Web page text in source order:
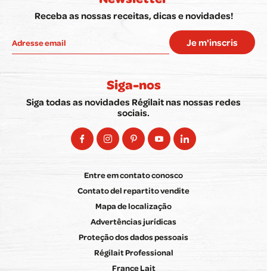
Receba as nossas receitas, dicas e novidades!
Je m'inscris
Siga-nos
Siga todas as novidades Régilait nas nossas redes
sociais.
Entre em contato conosco
Contato del repartito vendite
Mapa de localização
Advertências jurídicas
Proteção dos dados pessoais
Régilait Professional
France Lait